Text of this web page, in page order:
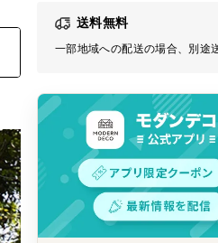
送料無料
一部地域への配送の場合、別途